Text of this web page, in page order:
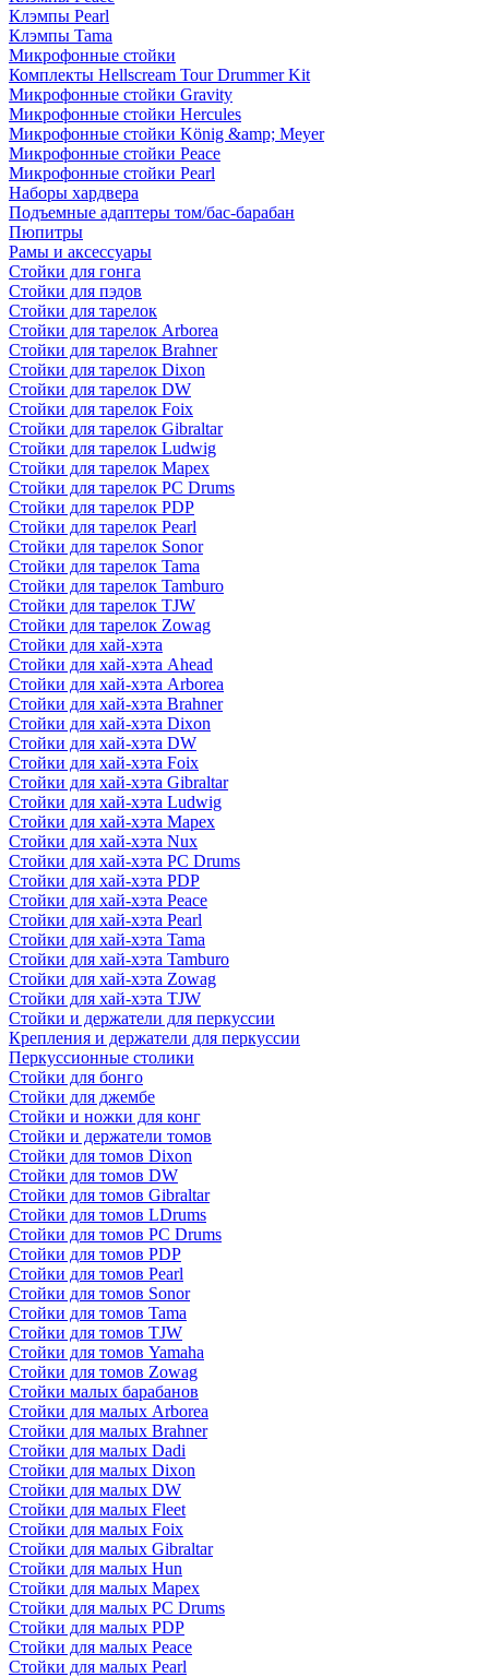
Клэмпы Pearl
Клэмпы Tama
Микрофонные стойки
Комплекты Hellscream Tour Drummer Kit
Микрофонные стойки Gravity
Микрофонные стойки Hercules
Микрофонные стойки König &amp; Meyer
Микрофонные стойки Peace
Микрофонные стойки Pearl
Наборы хардвера
Подъемные адаптеры том/бас-барабан
Пюпитры
Рамы и аксессуары
Стойки для гонга
Стойки для пэдов
Стойки для тарелок
Стойки для тарелок Arborea
Стойки для тарелок Brahner
Стойки для тарелок Dixon
Стойки для тарелок DW
Стойки для тарелок Foix
Стойки для тарелок Gibraltar
Стойки для тарелок Ludwig
Стойки для тарелок Mapex
Стойки для тарелок PC Drums
Стойки для тарелок PDP
Стойки для тарелок Pearl
Стойки для тарелок Sonor
Стойки для тарелок Tama
Стойки для тарелок Tamburo
Стойки для тарелок TJW
Стойки для тарелок Zowag
Стойки для хай-хэта
Стойки для хай-хэта Ahead
Стойки для хай-хэта Arborea
Стойки для хай-хэта Brahner
Стойки для хай-хэта Dixon
Стойки для хай-хэта DW
Стойки для хай-хэта Foix
Стойки для хай-хэта Gibraltar
Стойки для хай-хэта Ludwig
Стойки для хай-хэта Mapex
Стойки для хай-хэта Nux
Стойки для хай-хэта PC Drums
Стойки для хай-хэта PDP
Стойки для хай-хэта Peace
Стойки для хай-хэта Pearl
Стойки для хай-хэта Tama
Стойки для хай-хэта Tamburo
Стойки для хай-хэта Zowag
Стойки для хай-хэта TJW
Стойки и держатели для перкуссии
Крепления и держатели для перкуссии
Перкуссионные столики
Стойки для бонго
Стойки для джембе
Стойки и ножки для конг
Стойки и держатели томов
Стойки для томов Dixon
Стойки для томов DW
Стойки для томов Gibraltar
Стойки для томов LDrums
Стойки для томов PC Drums
Стойки для томов PDP
Стойки для томов Pearl
Стойки для томов Sonor
Стойки для томов Tama
Стойки для томов TJW
Стойки для томов Yamaha
Стойки для томов Zowag
Стойки малых барабанов
Стойки для малых Arborea
Стойки для малых Brahner
Стойки для малых Dadi
Стойки для малых Dixon
Стойки для малых DW
Стойки для малых Fleet
Стойки для малых Foix
Стойки для малых Gibraltar
Стойки для малых Hun
Стойки для малых Mapex
Стойки для малых PC Drums
Стойки для малых PDP
Стойки для малых Peace
Стойки для малых Pearl